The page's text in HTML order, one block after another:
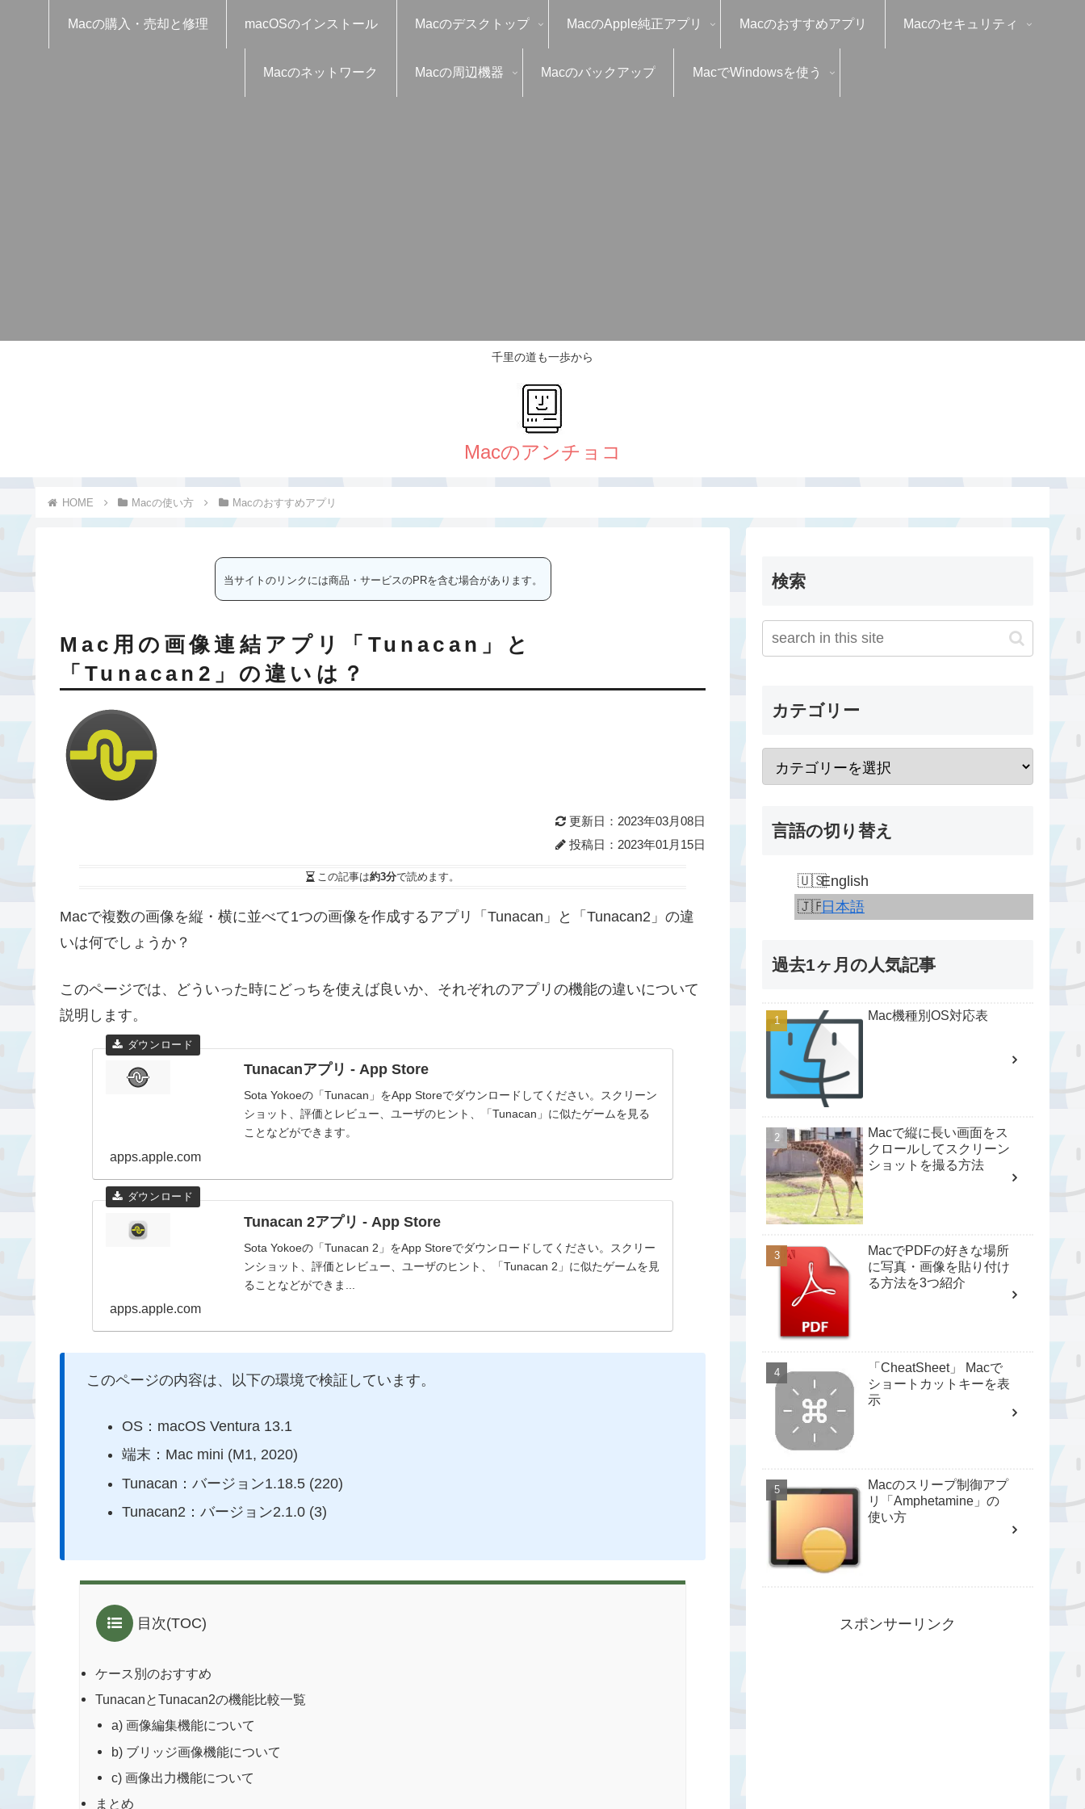
千里の道も一歩から
Macの購入・売却と修理 macOSのインストール Macのデスクトップ MacのApple純正アプリ Macのおすすめアプリ Macのセキュリティ
Macのネットワーク Macの周辺機器 Macのバックアップ MacでWindowsを使う
Macの使い方 Macのおすすめアプリ
当サイトのリンクには商品・サービスのPRを含む場合があります。
Mac用の画像連結アプリ「Tunacan」と
「Tunacan2」の違いは？
更新日：2023年03月08日
投稿日：2023年01月15日
この記事は約3分で読めます。
Macで複数の画像を縦・横に並べて1つの画像を作成するアプリ「Tunacan」と「Tunacan2」の違
いは何でしょうか？
このページでは、どういった時にどっちを使えば良いか、それぞれのアプリの機能の違いについて
説明します。
Tunacanアプリ - App Store
Sota Yokoeの「Tunacan」をApp Storeでダウンロードしてください。スクリーン
ショット、評価とレビュー、ユーザのヒント、「Tunacan」に似たゲームを見る
ことなどができます。
apps.apple.com
Tunacan 2アプリ - App Store
Sota Yokoeの「Tunacan 2」をApp Storeでダウンロードしてください。スクリー
ンショット、評価とレビュー、ユーザのヒント、「Tunacan 2」に似たゲームを見
ることなどができま...
apps.apple.com
このページの内容は、以下の環境で検証しています。
OS：macOS Ventura 13.1
端末：Mac mini (M1, 2020)
Tunacan：バージョン1.18.5 (220)
Tunacan2：バージョン2.1.0 (3)
目次(TOC)
ケース別のおすすめ
TunacanとTunacan2の機能比較一覧
a) 画像編集機能について
b) ブリッジ画像機能について
c) 画像出力機能について
まとめ
検索
カテゴリー
言語の切り替え
English
日本語
過去1ヶ月の人気記事
Mac機種別OS対応表
Macで縦に長い画面をス
クロールしてスクリーン
ショットを撮る方法
MacでPDFの好きな場所
に写真・画像を貼り付け
る方法を3つ紹介
「CheatSheet」 Macで
ショートカットキーを表
示
Macのスリープ制御アプ
リ「Amphetamine」の
使い方
スポンサーリンク